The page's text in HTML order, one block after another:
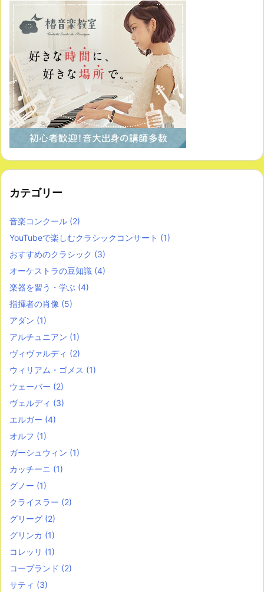
カテゴリー
音楽コンクール (2)
YouTubeで楽しむクラシックコンサート (1)
おすすめのクラシック (3)
オーケストラの豆知識 (4)
楽器を習う・学ぶ (4)
指揮者の肖像 (5)
アダン (1)
アルチュニアン (1)
ヴィヴァルディ (2)
ウィリアム・ゴメス (1)
ウェーバー (2)
ヴェルディ (3)
エルガー (4)
オルフ (1)
ガーシュウィン (1)
カッチーニ (1)
グノー (1)
クライスラー (2)
グリーグ (2)
グリンカ (1)
コレッリ (1)
コープランド (2)
サティ (3)